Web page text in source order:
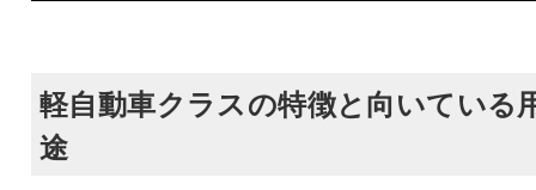
軽自動車クラスの特徴と向いている
途